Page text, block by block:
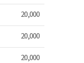
20,000
20,000
20,000